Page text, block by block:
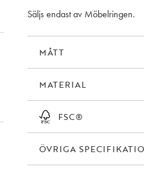
sedan regelbundet 2- 3
bibehålla motståndskraft mot
Säljs endast av Möbelringen.
MÅTT
MATERIAL
FSC®
ÖVRIGA